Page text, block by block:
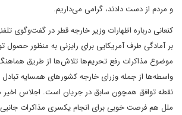
و مردم از دست دادند، گرامی می‌داریم.
کنعانی درباره اظهارات وزیر خارجه قطر در گفت‌وگوی
بر آمادگی طرف آمریکایی برای رایزنی به منظور حصول
موضوع مذاکرات رفع تحریم‌ها تلاش‌ها از طریق
واسطه‌ها از جمله وزرای خارجه کشورهای همسایه تبادل
نقطه توافق همچون سابق در جریان است. اجلاس
ملل هم فرصت خوبی برای انجام یکسری مذاکرات